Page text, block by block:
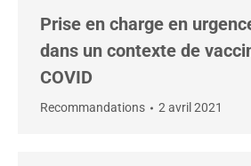
Prise en charge en
dans un contexte de
COVID
Recommandations 2 avril 2021